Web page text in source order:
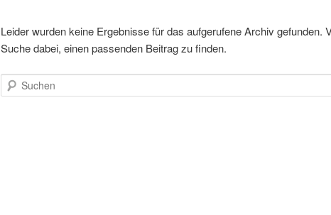
Leider wurden keine Ergebnisse für das aufgerufene Archiv gefunden.
Suche dabei, einen passenden Beitrag zu finden.
Suchen